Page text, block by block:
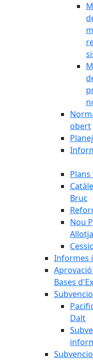
obert
Bruc
Nou
Informes
Bases
Dalt